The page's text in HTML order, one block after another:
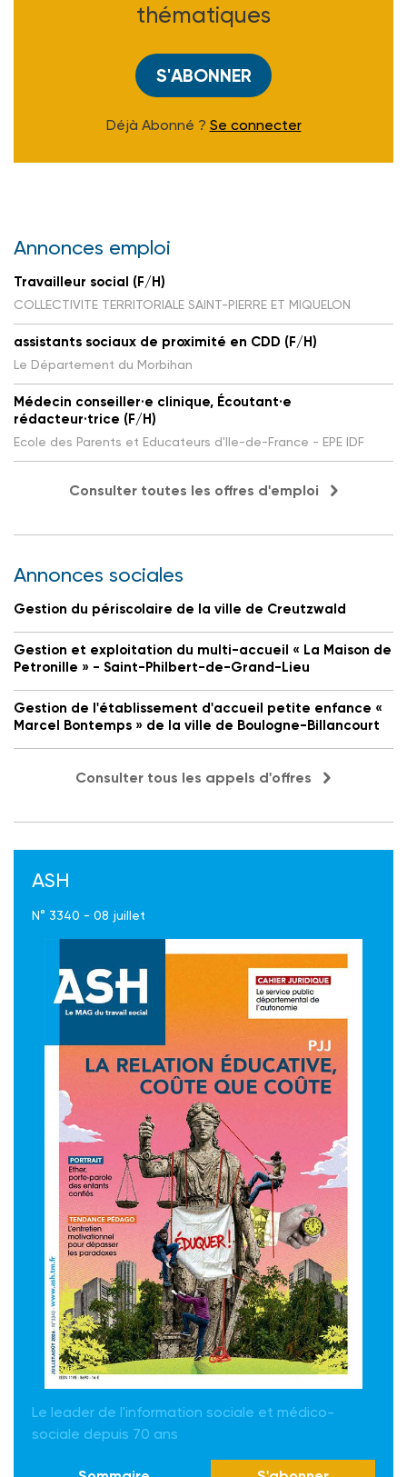
thématiques
S'ABONNER
Déjà Abonné ? Se connecter
Annonces emploi
Travailleur social (F/H)
COLLECTIVITE TERRITORIALE SAINT-PIERRE ET MIQUELON
assistants sociaux de proximité en CDD (F/H)
Le Département du Morbihan
Médecin conseiller·e clinique, Écoutant·e
rédacteur·trice (F/H)
Ecole des Parents et Educateurs d'Ile-de-France - EPE IDF
Consulter toutes les offres d'emploi
Annonces sociales
Gestion du périscolaire de la ville de Creutzwald
Gestion et exploitation du multi-accueil « La Maison de
Petronille » - Saint-Philbert-de-Grand-Lieu
Gestion de l'établissement d'accueil petite enfance «
Marcel Bontemps » de la ville de Boulogne-Billancourt
Consulter tous les appels d'offres
ASH
N° 3340 - 08 juillet
Le leader de l'information sociale et médico-
sociale depuis 70 ans